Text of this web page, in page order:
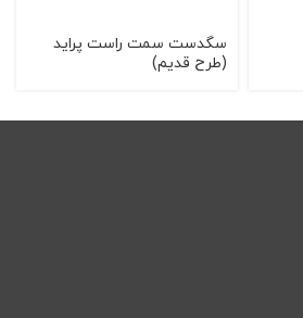
سگدست سمت راست پراید
(طرح قدیم)